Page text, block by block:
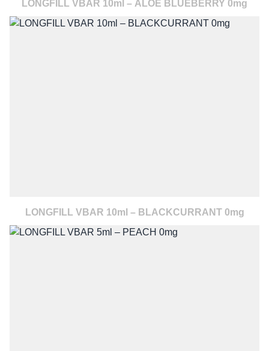
LONGFILL VBAR 10ml – ALOE BLUEBERRY 0mg
LONGFILL VBAR 10ml – BLACKCURRANT 0mg